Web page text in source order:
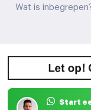
Wat is
Start